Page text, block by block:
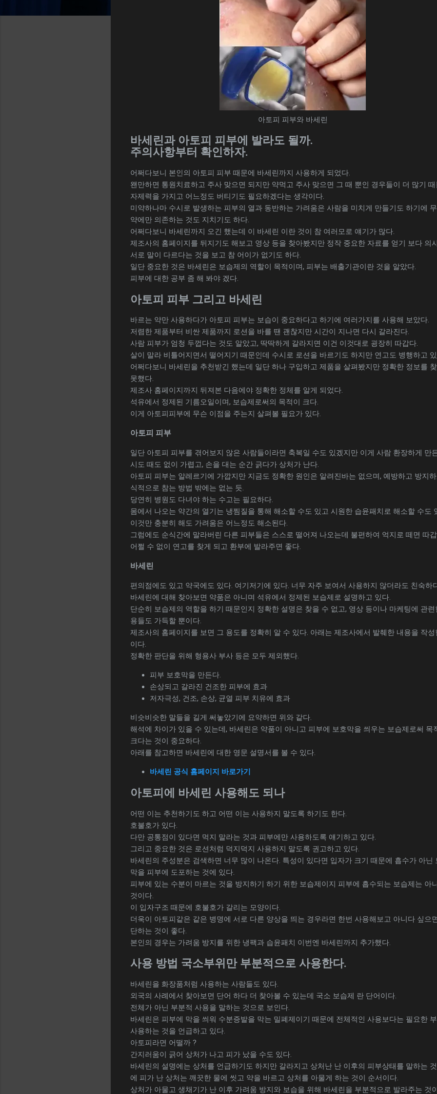
아토피 피부와 바세린
바세린과 아토피 피부에 발라도 될까.
주의사항부터 확인하자.
어쩌다보니 본인의 아토피 피부 때문에 바세린까지 사용하게 되었다.
왠만하면 통원치료하고 주사 맞으면 되지만 약먹고 주사 맞으면 그 때 뿐인 경우들이 더 많기 때
자제력을 가지고 어느정도 버티기도 필요하겠다는 생각이다.
미약하나마 수시로 발생하는 피부의 열과 동반하는 가려움은 사람을 미치게 만들기도 하기에
약에만 의존하는 것도 지치기도 하다.
어쩌다보니 바세린까지 오긴 했는데 이 바세린 이란 것이 참 여러모로 얘기가 많다.
제조사의 홈페이지를 뒤지기도 해보고 영상 등을 찾아봤지만 정작 중요한 자료를 얻기 보다 의
서로 말이 다르다는 것을 보고 참 어이가 없기도 하다.
일단 중요한 것은 바세린은 보습제의 역할이 목적이며, 피부는 배출기관이란 것을 알았다.
피부에 대한 공부 좀 해 봐야 겠다.
아토피 피부 그리고 바세린
바르는 약만 사용하다가 아토피 피부는 보습이 중요하다고 하기에 여러가지를 사용해 보았다.
저렴한 제품부터 비싼 제품까지 로션을 바를 땐 괜찮지만 시간이 지나면 다시 갈라진다.
사람 피부가 엄청 두껍다는 것도 알았고, 딱딱하게 갈라지면 이건 이것대로 굉장히 따갑다.
살이 말라 비틀어지면서 떨어지기 때문인데 수시로 로션을 바르기도 하지만 연고도 병행하고
어쩌다보니 바세린을 추천받긴 했는데 일단 하나 구입하고 제품을 살펴봤지만 정확한 정보를
못했다.
제조사 홈페이지까지 뒤져본 다음에야 정확한 정체를 알게 되었다.
석유에서 정제된 기름오일이며, 보습제로써의 목적이 크다.
이게 아토피피부에 무슨 이점을 주는지 살펴볼 필요가 있다.
아토피 피부
일단 아토피 피부를 겪어보지 않은 사람들이라면 축복일 수도 있겠지만 이게 사람 환장하게 만
시도 때도 없이 가렵고, 손을 대는 순간 긁다가 상처가 난다.
아토피 피부는 알레르기에 가깝지만 지금도 정확한 원인은 알려진바는 없으며, 예방하고 방지
식적으로 참는 방법 밖에는 없는 듯.
당연히 병원도 다녀야 하는 수고는 필요하다.
몸에서 나오는 약간의 열기는 냉찜질을 통해 해소할 수도 있고 시원한 습윤패치로 해소할 수도
이것만 충분히 해도 가려움은 어느정도 해소된다.
그럼에도 순식간에 말라버린 다른 피부들은 스스로 떨어져 나오는데 불편하여 억지로 떼면 따
어쩔 수 없이 연고를 찾게 되고 환부에 발라주면 좋다.
바세린
편의점에도 있고 약국에도 있다. 여기저기에 있다. 너무 자주 보여서 사용하지 않더라도 친숙하
바세린에 대해 찾아보면 약품은 아니며 석유에서 정제된 보습제로 설명하고 있다.
단순히 보습제의 역할을 하기 때문인지 정확한 설명은 찾을 수 없고, 영상 등이나 마케팅에 관련
용들도 가득할 뿐이다.
제조사의 홈페이지를 보면 그 용도를 정확히 알 수 있다. 아래는 제조사에서 발췌한 내용을 작성
이다.
정확한 판단을 위해 형용사 부사 등은 모두 제외했다.
피부 보호막을 만든다.
손상되고 갈라진 건조한 피부에 효과
저자극성, 건조, 손상, 균열 피부 치유에 효과
비슷비슷한 말들을 길게 써놓았기에 요약하면 위와 같다.
해석에 차이가 있을 수 있는데, 바세린은 약품이 아니고 피부에 보호막을 씌우는 보습제로써 목
크다는 것이 중요하다.
아래를 참고하면 바세린에 대한 영문 설명서를 볼 수 있다.
바세린 공식 홈페이지 바로가기
아토피에 바세린 사용해도 되나
어떤 이는 추천하기도 하고 어떤 이는 사용하지 말도록 하기도 한다.
호불호가 있다.
다만 공통점이 있다면 먹지 말라는 것과 피부에만 사용하도록 얘기하고 있다.
그리고 중요한 것은 로션처럼 덕지덕지 사용하지 말도록 권고하고 있다.
바세린의 주성분은 검색하면 너무 많이 나온다. 특성이 있다면 입자가 크기 때문에 흡수가 아닌
막을 피부에 도포하는 것에 있다.
피부에 있는 수분이 마르는 것을 방지하기 하기 위한 보습제이지 피부에 흡수되는 보습제는 아
것이다.
이 입자구조 때문에 호불호가 갈리는 모양이다.
더욱이 아토피같은 같은 병명에 서로 다른 양상을 띄는 경우라면 한번 사용해보고 아니다 싶으
단하는 것이 좋다.
본인의 경우는 가려움 방지를 위한 냉팩과 습윤패치 이번엔 바세린까지 추가했다.
사용 방법 국소부위만 부분적으로 사용한다.
바세린을 화장품처럼 사용하는 사람들도 있다.
외국의 사례에서 찾아보면 단어 하다 더 찾아볼 수 있는데 국소 보습제 란 단어이다.
전체가 아닌 부분적 사용을 말하는 것으로 보인다.
바세린은 피부에 막을 씌워 수분증발을 막는 밀폐제이기 때문에 전체적인 사용보다는 필요한
사용하는 것을 언급하고 있다.
아토피라면 어떨까 ?
간지러움이 긁어 상처가 나고 피가 났을 수도 있다.
바세린의 설명에는 상처를 언급하기도 하지만 갈라지고 상처난 난 이후의 피부상태를 말하는
에 피가 난 상처는 깨끗한 물에 씻고 약을 바르고 상처를 아물게 하는 것이 순서이다.
상처가 아물고 생채기가 난 이후 가려움 방지와 보습을 위해 바세린을 부분적으로 발라주는 것